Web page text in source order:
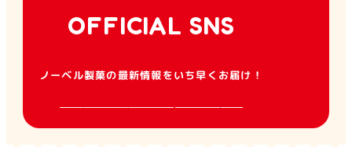
OFFICIAL SNS
ノーベル製菓の最新情報をいち早くお届け！